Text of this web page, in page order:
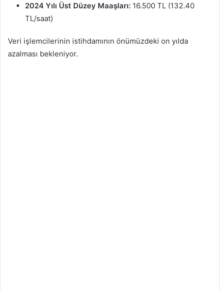
2024 Yılı Üst Düzey Maaşları: 16.500 TL (132.40
TL/saat)
Veri işlemcilerinin istihdamının önümüzdeki on yılda
azalması bekleniyor.